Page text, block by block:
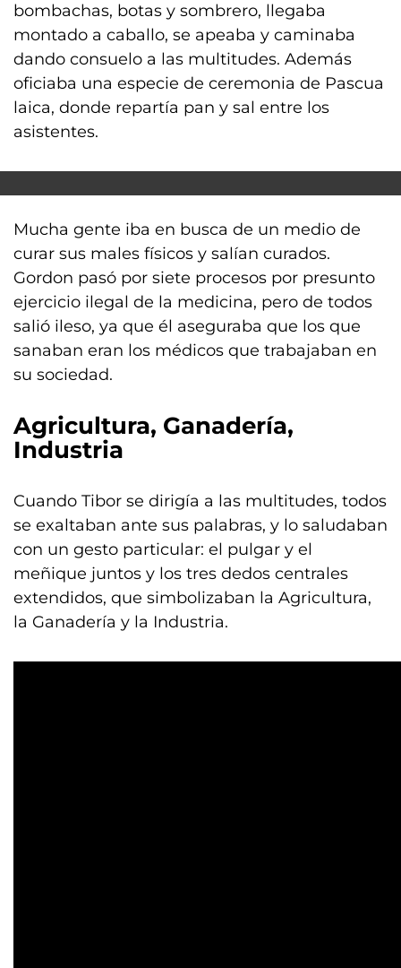
bombachas, botas y sombrero, llegaba
montado a caballo, se apeaba y caminaba
dando consuelo a las multitudes. Además
oficiaba una especie de ceremonia de Pascua
laica, donde repartía pan y sal entre los
asistentes.
Mucha gente iba en busca de un medio de
curar sus males físicos y salían curados.
Gordon pasó por siete procesos por presunto
ejercicio ilegal de la medicina, pero de todos
salió ileso, ya que él aseguraba que los que
sanaban eran los médicos que trabajaban en
su sociedad.
Agricultura, Ganadería,
Industria
Cuando Tibor se dirigía a las multitudes, todos
se exaltaban ante sus palabras, y lo saludaban
con un gesto particular: el pulgar y el
meñique juntos y los tres dedos centrales
extendidos, que simbolizaban la Agricultura,
la Ganadería y la Industria.